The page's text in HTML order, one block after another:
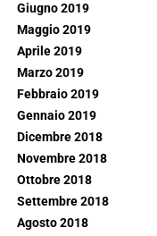
Giugno 2019
Maggio 2019
Aprile 2019
Marzo 2019
Febbraio 2019
Gennaio 2019
Dicembre 2018
Novembre 2018
Ottobre 2018
Settembre 2018
Agosto 2018